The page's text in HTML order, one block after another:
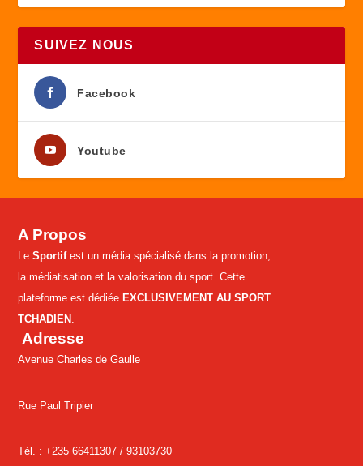
SUIVEZ NOUS
Facebook
Youtube
A Propos
LeSportifest un média spécialisé dans la promotion,
la médiatisation et la valorisation du sport. Cette
plateforme est dédiée EXCLUSIVEMENT AU SPORT
TCHADIEN .
Adresse
Avenue Charles de Gaulle
Rue Paul Tripier
Tél. : +235 66411307 /93103730